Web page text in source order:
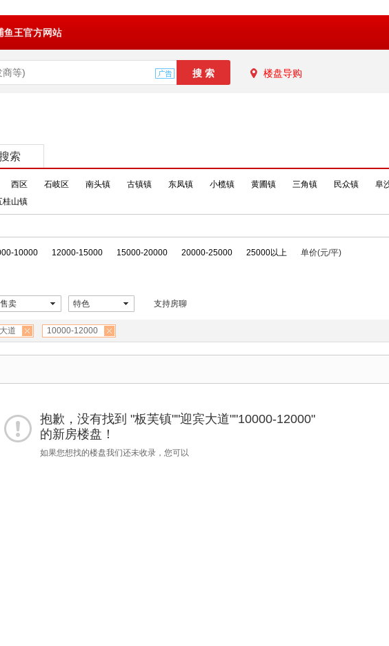
鱼王官方网站
楼盘导购
索
西区 石岐区 南头镇 古镇镇 东凤镇 小榄镇 黄圃镇 三角镇 民众镇 阜
桂山镇
10000 12000-15000 15000-20000 20000-25000 25000以上 单价(元/平)
售卖 特色 支持房聊
道 10000-12000
抱歉，没有找到 "板芙镇""迎宾大道""10000-12000"
的新房楼盘！
如果您想找的楼盘我们还未收录，您可以